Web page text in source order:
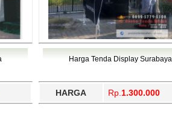
Harga Tenda Display Surabaya
HARGA Rp. 1.300.000